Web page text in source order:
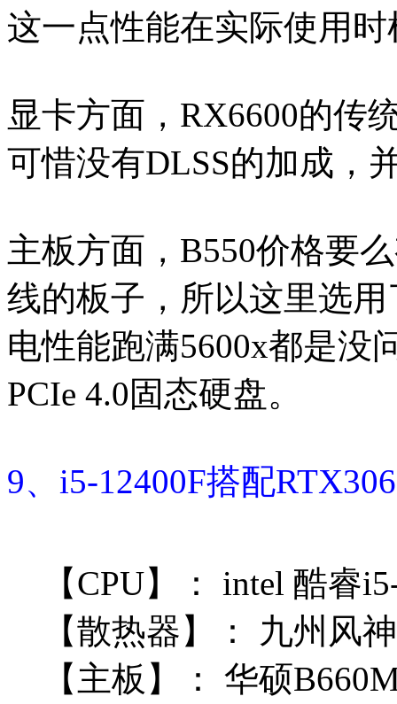
这一点性能在实际使用
显卡方面，RX6600的传
可惜没有DLSS的加成，
主板方面，B550价格要
线的板子，所以这里选
电性能跑满5600x都是没
PCIe 4.0固态硬盘。
9、i5-12400F搭配
【CPU】：
intel 酷睿
【散热器】：
九州风
【主板】：
华硕